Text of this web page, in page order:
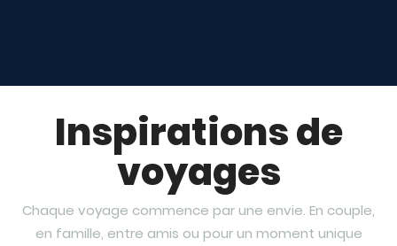
Inspirations de
voyages
Chaque voyage commence par une envie. En couple,
en famille, entre amis ou pour un moment unique